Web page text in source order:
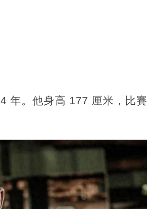
年。他身高 177 厘米，比賽